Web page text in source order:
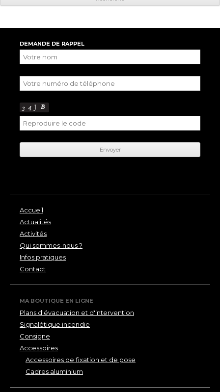
DEMANDE DE RAPPEL
Accueil
Actualités
Activités
Qui sommes-nous ?
Infos pratiques
Contact
MA BOUTIQUE EN LIGNE
Plans d'évacuation et d'intervention
Signalétique incendie
Consigne
Accessoires
Accessoires de fixation et de pose
Cadres aluminium